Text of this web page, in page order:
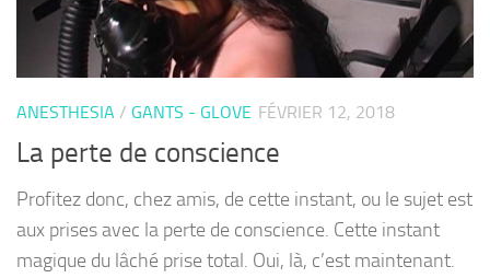
ANESTHESIA / GANTS - GLOVE FÉVRIER 12, 2018
La perte de conscience
Profitez donc, chez amis, de cette instant, ou le sujet est
aux prises avec la perte de conscience. Cette instant
magique du lâché prise total. Oui, là, c’est maintenant.